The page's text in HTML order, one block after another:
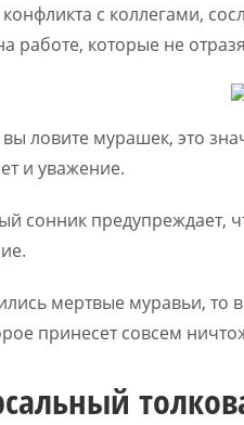
конфликта с коллегами,
работе, которые не
вы ловите мурашек, это
и уважение.
сонник предупреждает,
мертвые муравьи, то
принесет совсем